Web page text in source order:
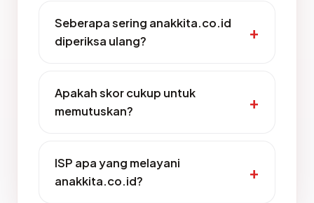
Seberapa sering anakkita.co.id
diperiksa ulang?
Apakah skor cukup untuk
memutuskan?
ISP apa yang melayani
anakkita.co.id?